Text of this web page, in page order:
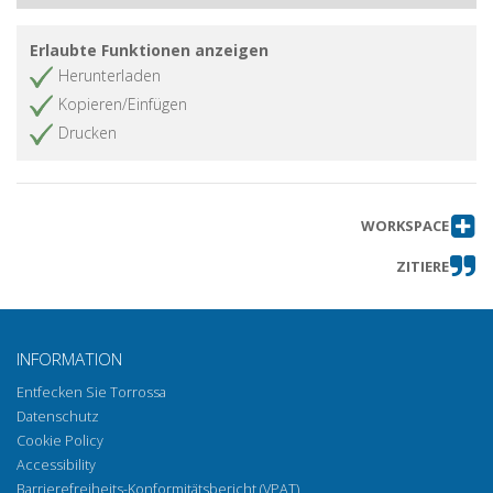
Norte de África durante los siglos
omeyas (VIII-X)
Le problème de l'identité des
espèces animales et végétales dans
faites par Peter Forsskål (1732-1763)
Artikel abrufen
mashriqiyya di Fakhr al-Dīn al-Rāzî
Al-Fārābī's Five Aphorisms on Logic
De Bagdad a Córdoba : sobre las
fuentes de la lógica de Ibn hazm
Nouveaux fragments anti-procliens
Erlaubte Funktionen anzeigen
Herunterladen
Kopieren/Einfügen
Drucken
WORKSPACE
ZITIERE
INFORMATION
Entfecken Sie Torrossa
Datenschutz
Cookie Policy
Accessibility